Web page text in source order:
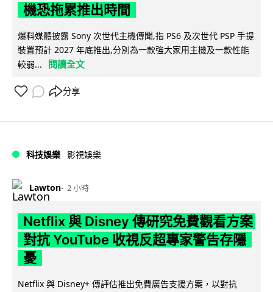
機恐拖累推出時間
爆料媒體披露 Sony 次世代主機傳聞,指 PS6 及次世代 PSP 手提
裝置預計 2027 年底推出,分別為一款強大家用主機及一款性能
較弱...
閱讀全文
分享
科技娛樂 影視娛樂
Lawton 2 小時
Netflix 與 Disney 傳研究免費觀看方案
對抗 YouTube 收視反超專家警告存隱
憂
Netflix 與 Disney+ 傳評估推出免費廣告支援方案，以對抗